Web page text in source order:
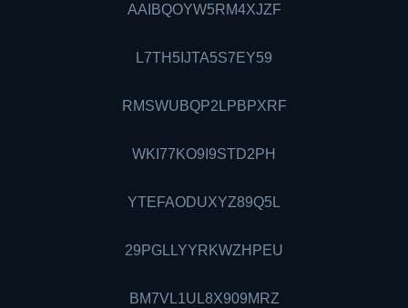
AAIBQOYW5RM4XJZF
L7TH5IJTA5S7EY59
RMSWUBQP2LPBPXRF
WKI77KO9I9STD2PH
YTEFAODUXYZ89Q5L
29PGLLYYRKWZHPEU
BM7VL1UL8X909MRZ